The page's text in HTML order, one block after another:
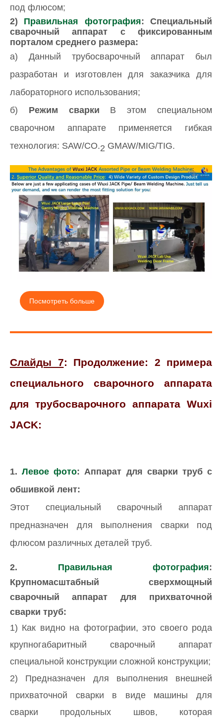
под флюсом;
2) Правильная фотография: Специальный
сварочный аппарат с фиксированным
порталом среднего размера:
а) Данный трубосварочный аппарат был
разработан и изготовлен для заказчика для
лабораторного использования;
б) Режим сварки В этом специальном
сварочном аппарате применяется гибкая
технология: SAW/CO.2 GMAW/MIG/TIG.
Посмотреть больше
Слайды 7: Продолжение: 2 примера
специального сварочного аппарата
для трубосварочного аппарата Wuxi
JACK:
1.Левое фото: Аппарат для сварки труб с
обшивкой лент:
Этот специальный сварочный аппарат
предназначен для выполнения сварки под
флюсом различных деталей труб.
2. Правильная фотография:
Крупномасштабный сверхмощный
сварочный аппарат для прихваточной
сварки труб:
1) Как видно на фотографии, это своего рода
крупногабаритный сварочный аппарат
специальной конструкции сложной конструкции;
2) Предназначен для выполнения внешней
прихваточной сварки в виде машины для
сварки продольных швов, которая